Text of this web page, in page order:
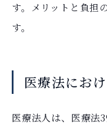
す。メリットと負担
す。
医療法にお
医療法人は、医療法